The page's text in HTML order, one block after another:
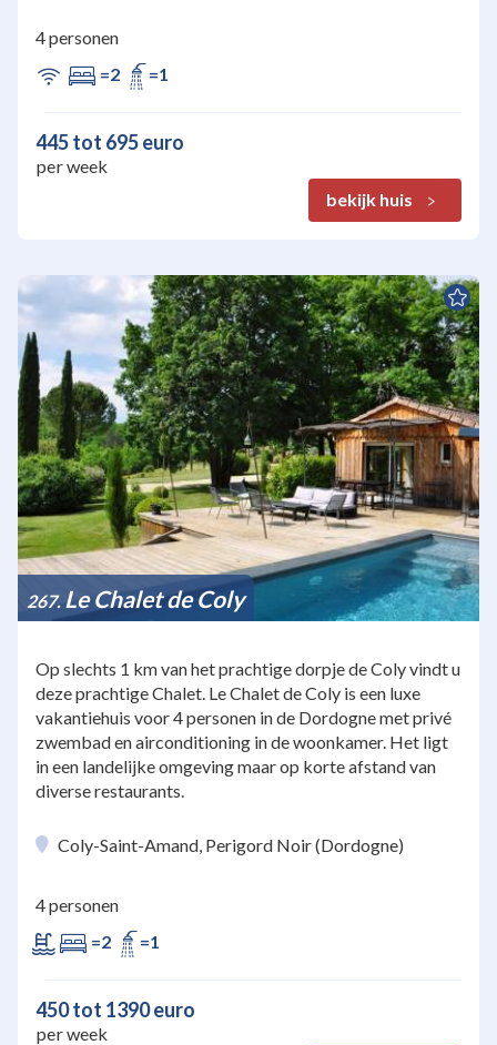
4 personen
=2
=1
445 tot 695 euro
per week
bekijk huis
267 Le Chalet de Coly
Op slechts 1 km van het prachtige dorpje de Coly vindt u
deze prachtige Chalet. Le Chalet de Coly is een luxe
vakantiehuis voor 4 personen in de Dordogne met privé
zwembad en airconditioning in de woonkamer. Het ligt
in een landelijke omgeving maar op korte afstand van
diverse restaurants.
Coly-Saint-Amand, Perigord Noir (Dordogne)
4 personen
=2
=1
450 tot 1390 euro
per week